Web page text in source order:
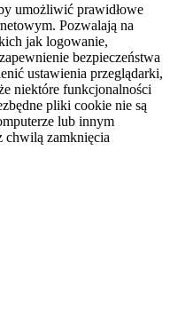
umożliwić prawidłowe
Pozwalają na
jak logowanie,
bezpieczeństwa
ustawienia przeglądarki,
niektóre funkcjonalności
pliki cookie nie są
lub innym
chwilą zamknięcia